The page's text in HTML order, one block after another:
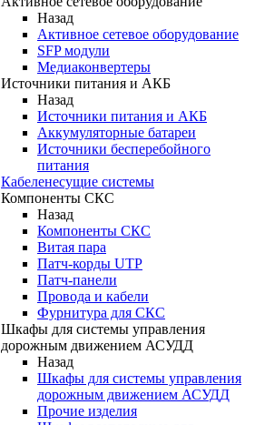
Назад
Активное сетевое оборудование
SFP модули
Медиаконвертеры
Источники питания и АКБ
Назад
Источники питания и АКБ
Аккумуляторные батареи
Источники бесперебойного
питания
Кабеленесущие системы
Компоненты СКС
Назад
Компоненты СКС
Витая пара
Патч-корды UTP
Патч-панели
Провода и кабели
Фурнитура для СКС
Шкафы для системы управления
дорожным движением АСУДД
Назад
Шкафы для системы управления
дорожным движением АСУДД
Прочие изделия